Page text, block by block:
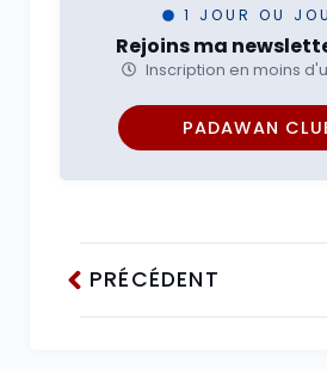
1 JOUR OU
Rejoins ma
Inscription en moins
PADAWAN
PRÉCÉDENT